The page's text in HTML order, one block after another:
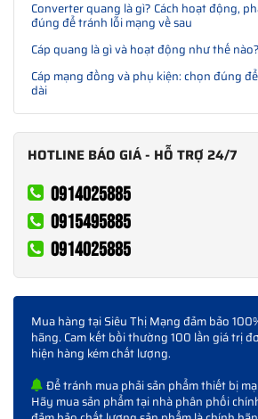
Converter quang là gì? Cách hoạt động,
đúng để tránh lỗi mạng về sau
Cáp quang là gì và hoạt động như thế nào?
Cáp mạng đồng và phụ kiện: chọn đúng
dài
HOTLINE BÁO GIÁ - HỖ TRỢ 24/7
0914025885
0915495885
0914025885
Mua hàng tại Siêu Thị Mạng đảm bảo
hãng. Cam kết bồi thường 100 lần giá trị
hiện hàng kém chất lượng.
Để tránh mua phải sản phẩm thiết bị
Hãy mua sản phẩm tại nhà phân phối